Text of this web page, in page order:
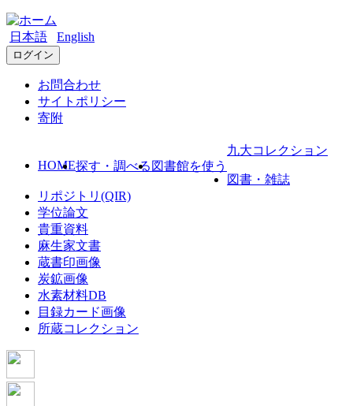
日本語 English
ログイン
お問合わせ
サイトポリシー
寄附
HOME探す・調べる 図書館を使う
九大コレクション
図書・雑誌
リポジトリ(QIR)
学位論文
貴重資料
麻生家文書
蔵書印画像
炭鉱画像
水素材料DB
目録カード画像
所蔵コレクション